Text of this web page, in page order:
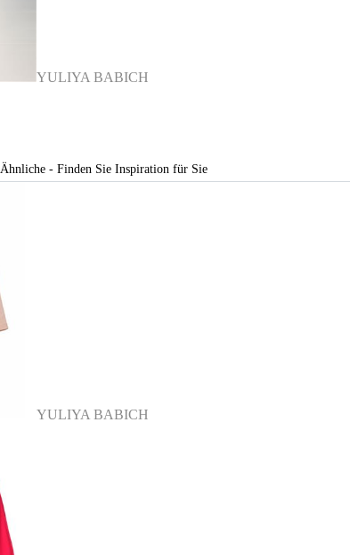
YULIYA BABICH
Ähnliche - Finden Sie Inspiration für Sie
YULIYA BABICH